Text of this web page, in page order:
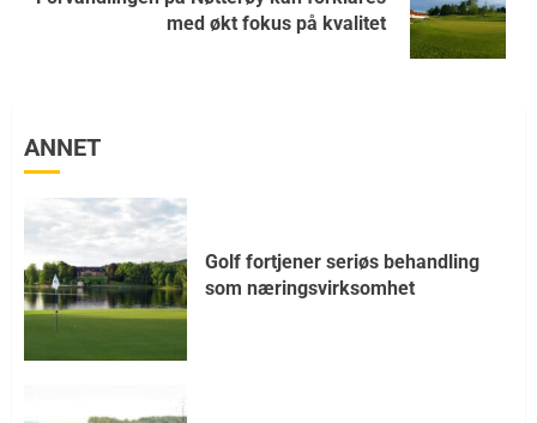
med økt fokus på kvalitet
ANNET
Golf fortjener seriøs behandling
som næringsvirksomhet